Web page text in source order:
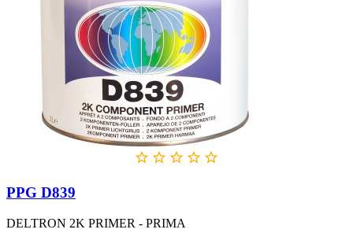
    
PPG D839
DELTRON 2K PRIMER - PRIMA